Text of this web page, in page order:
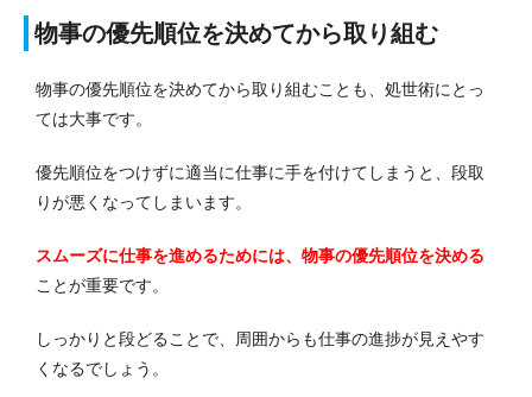
物事の優先順位を決めてから取り組む
物事の優先順位を決めてから取り組むことも、処世術にとっ
ては大事です。
優先順位をつけずに適当に仕事に手を付けてしまうと、段取
りが悪くなってしまいます。
スムーズに仕事を進めるためには、物事の優先順位を決める
ことが重要です。
しっかりと段どることで、周囲からも仕事の進捗が見えやす
くなるでしょう。